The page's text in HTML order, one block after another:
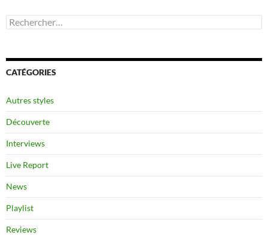
Rechercher :
CATÉGORIES
Autres styles
Découverte
Interviews
Live Report
News
Playlist
Reviews